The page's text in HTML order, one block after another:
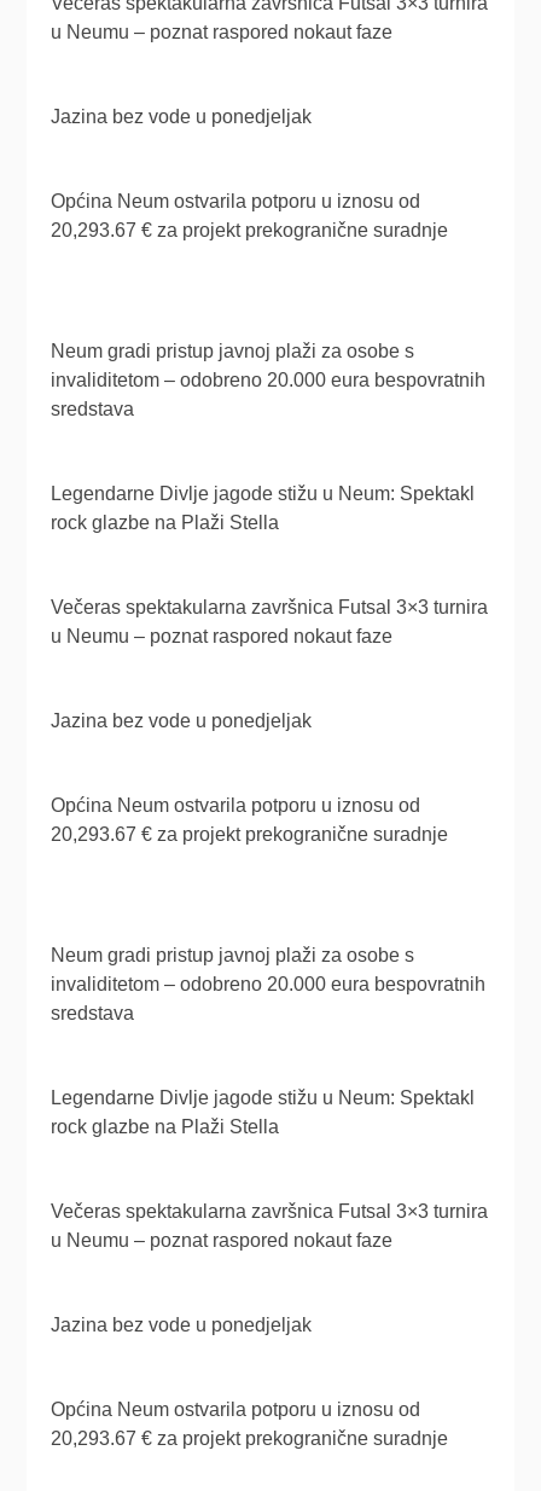
u Neumu – poznat raspored nokaut faze
Jazina bez vode u ponedjeljak
Općina Neum ostvarila potporu u iznosu od
20,293.67 € za projekt prekogranične suradnje
Neum gradi pristup javnoj plaži za osobe s
invaliditetom – odobreno 20.000 eura bespovratnih
sredstava
Legendarne Divlje jagode stižu u Neum: Spektakl
rock glazbe na Plaži Stella
Večeras spektakularna završnica Futsal 3×3 turnira
u Neumu – poznat raspored nokaut faze
Jazina bez vode u ponedjeljak
Općina Neum ostvarila potporu u iznosu od
20,293.67 € za projekt prekogranične suradnje
Neum gradi pristup javnoj plaži za osobe s
invaliditetom – odobreno 20.000 eura bespovratnih
sredstava
Legendarne Divlje jagode stižu u Neum: Spektakl
rock glazbe na Plaži Stella
Večeras spektakularna završnica Futsal 3×3 turnira
u Neumu – poznat raspored nokaut faze
Jazina bez vode u ponedjeljak
Općina Neum ostvarila potporu u iznosu od
20,293.67 € za projekt prekogranične suradnje